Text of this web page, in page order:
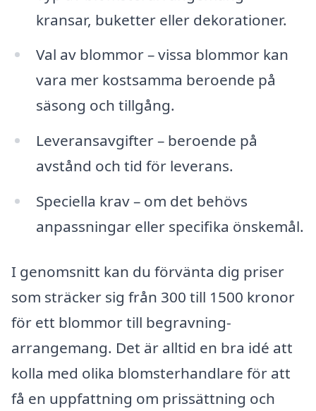
kransar, buketter eller dekorationer.
Val av blommor – vissa blommor kan
vara mer kostsamma beroende på
säsong och tillgång.
Leveransavgifter – beroende på
avstånd och tid för leverans.
Speciella krav – om det behövs
anpassningar eller specifika önskemål.
I genomsnitt kan du förvänta dig priser
som sträcker sig från 300 till 1500 kronor
för ett blommor till begravning-
arrangemang. Det är alltid en bra idé att
kolla med olika blomsterhandlare för att
få en uppfattning om prissättning och